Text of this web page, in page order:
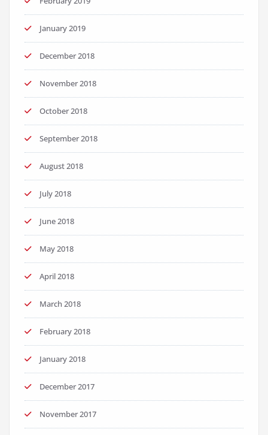
January 2019
December 2018
November 2018
October 2018
September 2018
August 2018
July 2018
June 2018
May 2018
April 2018
March 2018
February 2018
January 2018
December 2017
November 2017